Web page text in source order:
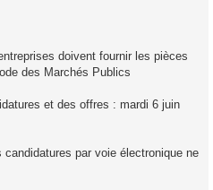
doivent fournir les pièces
des Marchés Publics
et des offres : mardi 6 juin
par voie électronique ne